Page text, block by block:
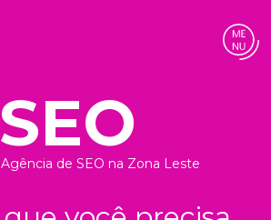
Agência de SEO na Zona Leste